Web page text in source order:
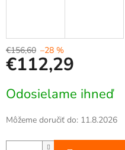
€156,60 –28 %
€112,29
cena:
Odosielame ihneď
Môžeme doručiť do: 11.8.2026